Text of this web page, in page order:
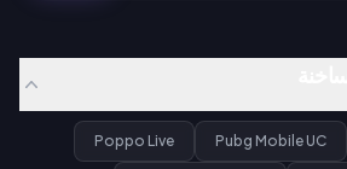
Pubg Mobile UC
Poppo Live